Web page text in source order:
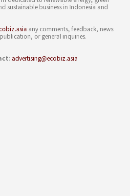
sustainable business in Indonesia and
any comments, feedback, news
or general inquiries.
advertising@ecobiz.asia